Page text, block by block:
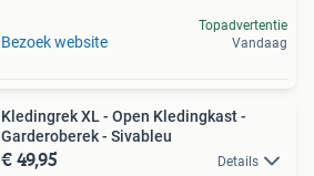
Bezoek website
Topadvertentie
Vandaag
Kledingrek XL - Open Kledingkast -
Garderoberek - Sivableu
€ 49,95 Details